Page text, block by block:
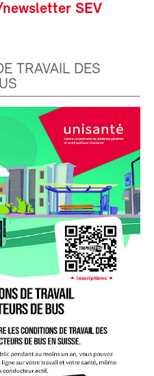
SEV
TRAVAIL DES